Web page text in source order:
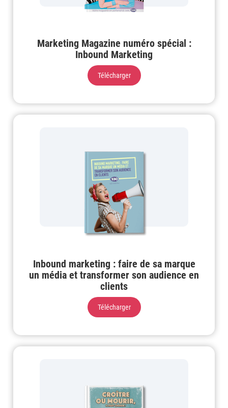
Marketing Magazine numéro spécial :
Inbound Marketing
Télécharger
Inbound marketing : faire de sa marque
un média et transformer son audience en
clients
Télécharger